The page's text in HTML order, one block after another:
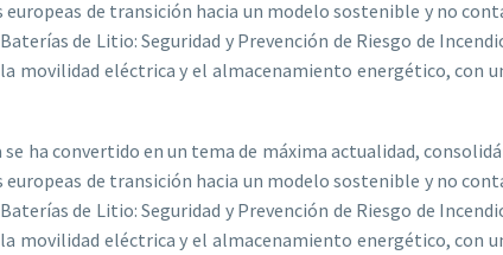
de transición hacia un modelo sostenible y no
de Litio: Seguridad y Prevención de Riesgo de
movilidad eléctrica y el almacenamiento energético, con
ha convertido en un tema de máxima actualidad,
de transición hacia un modelo sostenible y no
de Litio: Seguridad y Prevención de Riesgo de
movilidad eléctrica y el almacenamiento energético, con